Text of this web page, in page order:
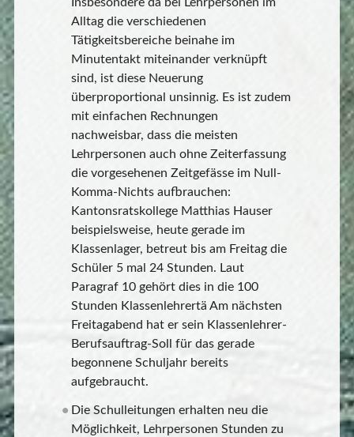
Insbesondere da bei Lehrpersonen im
Alltag die verschiedenen
Tätigkeitsbereiche beinahe im
Minutentakt miteinander verknüpft
sind, ist diese Neuerung
überproportional unsinnig. Es ist zudem
mit einfachen Rechnungen
nachweisbar, dass die meisten
Lehrpersonen auch ohne Zeiterfassung
die vorgesehenen Zeitgefässe im Null-
Komma-Nichts aufbrauchen:
Kantonsratskollege Matthias Hauser
beispielsweise, heute gerade im
Klassenlager, betreut bis am Freitag die
Schüler 5 mal 24 Stunden. Laut
Paragraf 10 gehört dies in die 100
Stunden Klassenlehrertä Am nächsten
Freitagabend hat er sein Klassenlehrer-
Berufsauftrag-Soll für das gerade
begonnene Schuljahr bereits
aufgebraucht.
Die Schulleitungen erhalten neu die
Möglichkeit, Lehrpersonen Stunden zu